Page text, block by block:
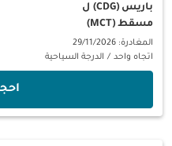
باريس (CDG)
ل
مسقط (MCT)
المغادرة: 29/11/2026
اتجاه واحد / الدرجة السياحية